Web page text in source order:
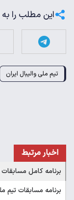
این مطلب را به
تیم ملی والیبال ایران
اخبار مرتبط
برنامه کامل مسابقات
برنامه مسابقات تیم